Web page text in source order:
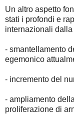
Un altro aspetto
stati i profondi e
internazionali
- smantellamento
egemonico
- incremento del
- ampliamento
proliferazione di